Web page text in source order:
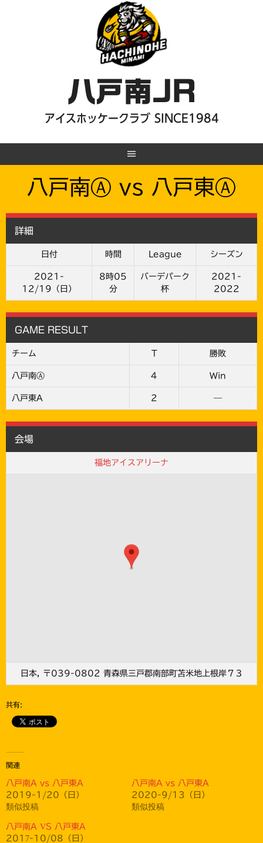
八戸南JR
アイスホッケークラブ SINCE1984
八戸南Ⓐ vs 八戸東Ⓐ
詳細
日付 時間 League シーズン
2021-
12/19（日）
8時05
分
バーデパーク
杯
2021-
2022
GAME RESULT
チーム T 勝敗
八戸南Ⓐ 4 Win
八戸東A 2 —
会場
福地アイスアリーナ
日本, 〒039-0802 青森県三戸郡南部町苫米地上根岸７３
共有:
関連
八戸南A vs 八戸東A
2019-1/20（日）
類似投稿
八戸南A vs 八戸東A
2020-9/13（日）
類似投稿
八戸南A VS 八戸東A
2017-10/08（日）